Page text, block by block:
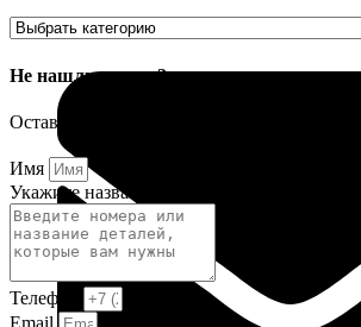
Не нашли деталь?
Оставьте заявку и мы постараемся вам
Имя
Укажите название или номера деталей
Телефон
Email